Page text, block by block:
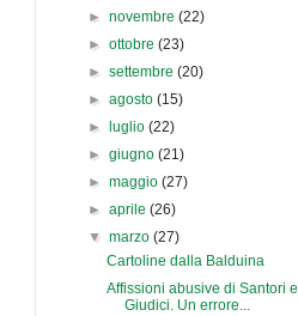
►novembre(22)
►ottobre(23)
►settembre(20)
►agosto(15)
►
luglio(22)
►giugno(21)
►maggio(27)
►aprile(26)
▼marzo(27)
Cartoline dalla Balduina
Affissioni abusive di Santori e
Giudici. Un errore...